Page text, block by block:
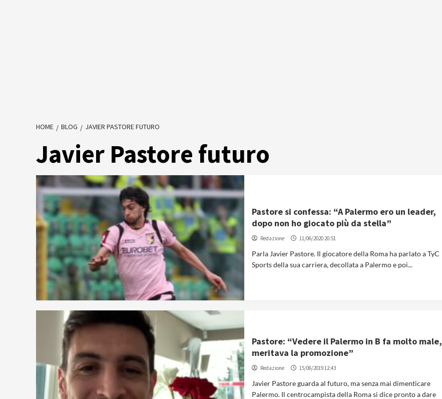
HOME BLOG JAVIER PASTORE FUTURO
Javier Pastore futuro
Pastore si confessa: “A Palermo ero un leader,
dopo non ho giocato più da stella”
Redazione 11/06/2020 20:51
Parla Javier Pastore. Il giocatore della Roma ha parlato a TyC
Sports della sua carriera, decollata a Palermo e poi...
Pastore: “Vedere il Palermo in B fa molto male,
meritava la promozione”
Redazione 15/06/2019 12:43
Javier Pastore guarda al futuro, ma senza mai dimenticare
Palermo. Il centrocampista della Roma si dice pronto a dare